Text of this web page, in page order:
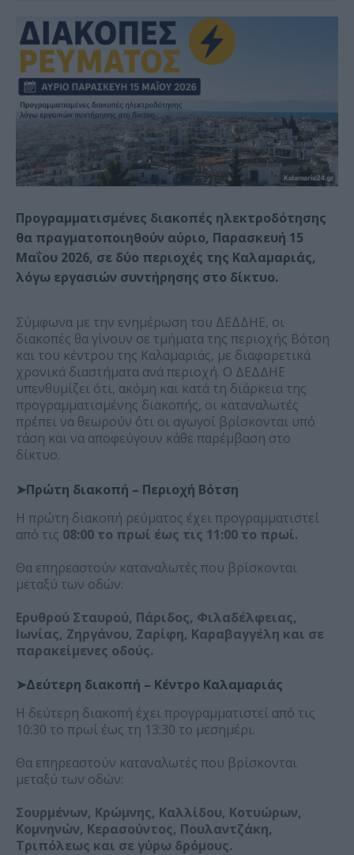
Προγραμματισμένες διακοπές ηλεκτροδότησης
θα πραγματοποιηθούν αύριο, Παρασκευή 15
Μαΐου 2026, σε δύο περιοχές της Καλαμαριάς,
λόγω εργασιών συντήρησης στο δίκτυο.
Σύμφωνα με την ενημέρωση του ΔΕΔΔΗΕ, οι
διακοπές θα γίνουν σε τμήματα της περιοχής Βότση
και του κέντρου της Καλαμαριάς, με διαφορετικά
χρονικά διαστήματα ανά περιοχή. Ο ΔΕΔΔΗΕ
υπενθυμίζει ότι, ακόμη και κατά τη διάρκεια της
προγραμματισμένης διακοπής, οι καταναλωτές
πρέπει να θεωρούν ότι οι αγωγοί βρίσκονται υπό
τάση και να αποφεύγουν κάθε παρέμβαση στο
δίκτυο.
➤Πρώτη διακοπή – Περιοχή Βότση
Η πρώτη διακοπή ρεύματος έχει προγραμματιστεί
από τις 08:00 το πρωί έως τις 11:00 το πρωί.
Θα επηρεαστούν καταναλωτές που βρίσκονται
μεταξύ των οδών:
Ερυθρού Σταυρού, Πάριδος, Φιλαδέλφειας,
Ιωνίας, Ζηργάνου, Ζαρίφη, Καραβαγγέλη και σε
παρακείμενες οδούς.
➤Δεύτερη διακοπή – Κέντρο Καλαμαριάς
Η δεύτερη διακοπή έχει προγραμματιστεί από τις
10:30 το πρωί έως τη 13:30 το μεσημέρι.
Θα επηρεαστούν καταναλωτές που βρίσκονται
μεταξύ των οδών:
Σουρμένων, Κρώμνης, Καλλίδου, Κοτυώρων,
Κομνηνών, Κερασούντος, Πουλαντζάκη,
Τριπόλεως και σε γύρω δρόμους.